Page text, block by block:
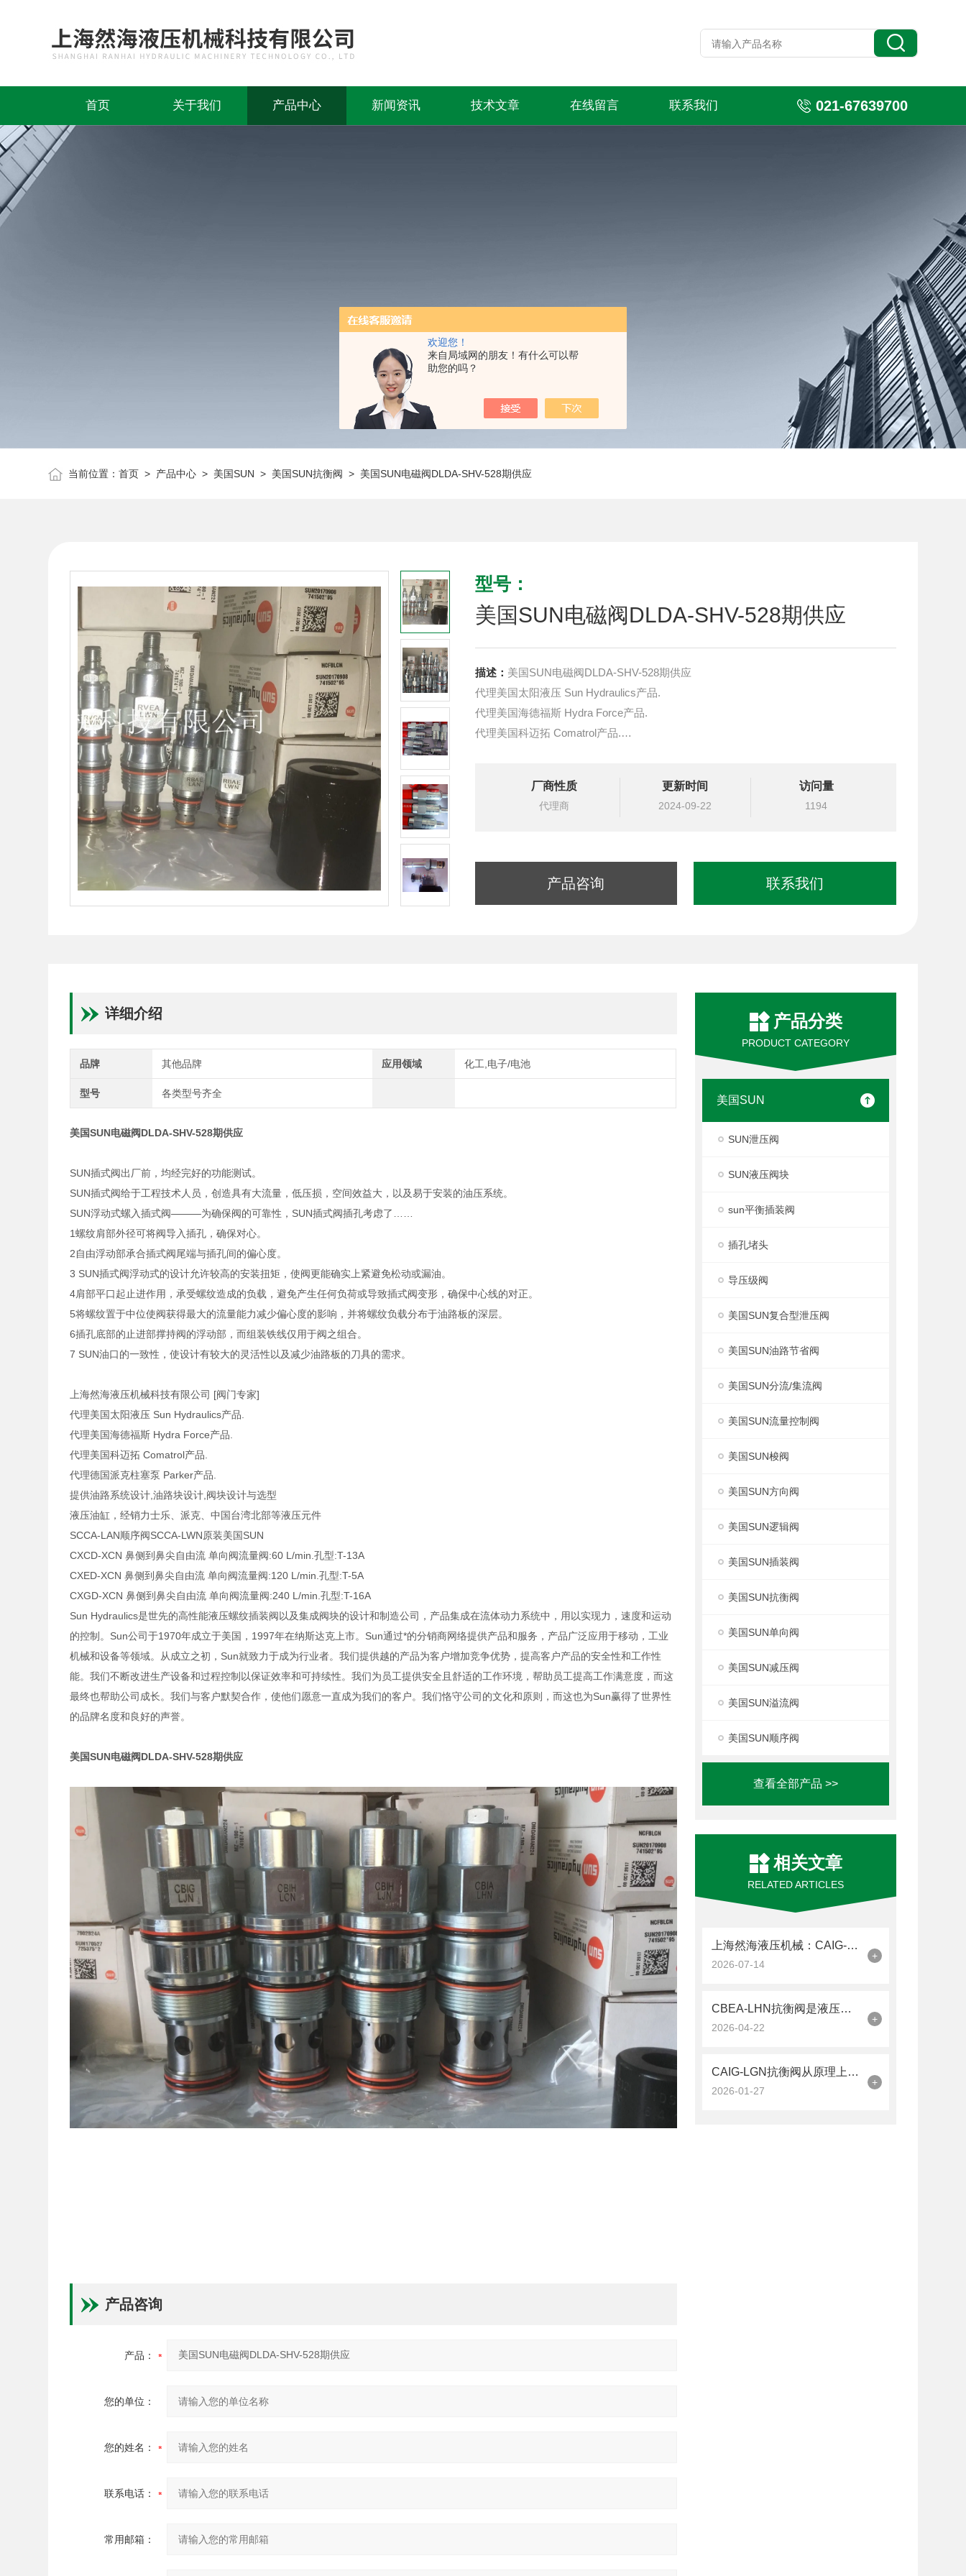
欢迎您！
来自局域网的朋友！有什么可以帮
助您的吗？
首页 关于我们 产品中心 新闻资讯 技术文章 在线留言 联系我们 021-67639700
当前位置：首页 > 产品中心 > 美国SUN > 美国SUN抗衡阀 > 美国SUN电磁阀DLDA-SHV-528期供应
型号：
美国SUN电磁阀DLDA-SHV-528期供应
描述： 美国SUN电磁阀DLDA-SHV-528期供应
代理美国太阳液压 Sun Hydraulics产品.
代理美国海德福斯 Hydra Force产品.
代理美国科迈拓 Comatrol产品.
液压油缸，经销力士乐、派克、中国台湾北部等液压元件
厂商性质
代理商
更新时间
2024-09-22
访问量
1194
产品咨询 联系我们
产品分类
PRODUCT CATEGORY
美国SUN
SUN泄压阀
SUN液压阀块
sun平衡插装阀
插孔堵头
导压级阀
美国SUN复合型泄压阀
美国SUN油路节省阀
美国SUN分流/集流阀
美国SUN流量控制阀
美国SUN梭阀
美国SUN方向阀
美国SUN逻辑阀
美国SUN插装阀
美国SUN抗衡阀
美国SUN单向阀
美国SUN减压阀
美国SUN溢流阀
美国SUN顺序阀
查看全部产品 >>
相关文章
RELATED ARTICLES
上海然海液压机械：CAIG-LGN抗衡阀的品质之选——实测数据解析
2026-07-14
+
CBEA-LHN抗衡阀是液压系统中的平衡卫士
2026-04-22
+
CAIG-LGN抗衡阀从原理上可分解为以下三个层面
2026-01-27
+
详细介绍
品牌 其他品牌 应用领域 化工,电子/电池
型号 各类型号齐全
美国SUN电磁阀DLDA-SHV-528期供应
SUN插式阀出厂前，均经完好的功能测试。
SUN插式阀给于工程技术人员，创造具有大流量，低压损，空间效益大，以及易于安装的油压系统。
SUN浮动式螺入插式阀———为确保阀的可靠性，SUN插式阀插孔考虑了……
1螺纹肩部外径可将阀导入插孔，确保对心。
2自由浮动部承合插式阀尾端与插孔间的偏心度。
3 SUN插式阀浮动式的设计允许较高的安装扭矩，使阀更能确实上紧避免松动或漏油。
4肩部平口起止进作用，承受螺纹造成的负载，避免产生任何负荷或导致插式阀变形，确保中心线的对正。
5将螺纹置于中位使阀获得最大的流量能力减少偏心度的影响，并将螺纹负载分布于油路板的深层。
6插孔底部的止进部撑持阀的浮动部，而组装铁线仅用于阀之组合。
7 SUN油口的一致性，使设计有较大的灵活性以及减少油路板的刀具的需求。
上海然海液压机械科技有限公司 [阀门专家]
代理美国太阳液压 Sun Hydraulics产品.
代理美国海德福斯 Hydra Force产品.
代理美国科迈拓 Comatrol产品.
代理德国派克柱塞泵 Parker产品.
提供油路系统设计,油路块设计,阀块设计与选型
液压油缸，经销力士乐、派克、中国台湾北部等液压元件
SCCA-LAN顺序阀SCCA-LWN原装美国SUN
CXCD-XCN 鼻侧到鼻尖自由流 单向阀流量阀:60 L/min.孔型:T-13A
CXED-XCN 鼻侧到鼻尖自由流 单向阀流量阀:120 L/min.孔型:T-5A
CXGD-XCN 鼻侧到鼻尖自由流 单向阀流量阀:240 L/min.孔型:T-16A
Sun Hydraulics是世先的高性能液压螺纹插装阀以及集成阀块的设计和制造公司，产品集成在流体动力系统中，用以实现力，速度和运动
的控制。Sun公司于1970年成立于美国，1997年在纳斯达克上市。Sun通过*的分销商网络提供产品和服务，产品广泛应用于移动，工业
机械和设备等领域。从成立之初，Sun就致力于成为行业者。我们提供越的产品为客户增加竞争优势，提高客户产品的安全性和工作性
能。我们不断改进生产设备和过程控制以保证效率和可持续性。我们为员工提供安全且舒适的工作环境，帮助员工提高工作满意度，而这
最终也帮助公司成长。我们与客户默契合作，使他们愿意一直成为我们的客户。我们恪守公司的文化和原则，而这也为Sun赢得了世界性
的品牌名度和良好的声誉。
美国SUN电磁阀DLDA-SHV-528期供应
产品咨询
产品：
您的单位：
您的姓名：
联系电话：
常用邮箱：